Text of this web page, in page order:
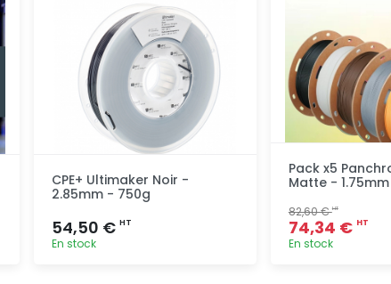
CPE+ Ultimaker Noir -
2.85mm - 750g
54,50 €HT
En stock
Pack x5
Matte -
82,60 €HT
74,34 € HT
En stock